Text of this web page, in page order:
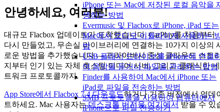
iPhone 또는 Mac에 저장된 로컬 음악을
생하는 방법
Evermusic 및 Flacbox로 iPhone, iPad 또는
Mac에서 오디오 이퀄라이저 사용하는
법
USB 플래시 드라이브를 iPhone에 연결
여 음악을 듣거나 파일을 관리하는 방법
Finder를 사용하여 Mac에서 iPhone 또는
iPad로 파일을 전송하는 방법
SMB 프로토콜을 사용하여 컴퓨터에서
iPhone으로 파일 전송하기
안녕하세요, 여러분!
대규모 Flacbox 업데이트가 도착했습니다. CarPlay를 처음부터
다시 만들었고, 무손실 라이브러리에 연결하는 10가지 이상의
로운 방법을 추가했습니다 — 프라이버시 중심 클라우드 스토
지부터 인기 있는 자체 호스팅 미디어 서버, 그리고 클래식한 네
트워크 프로토콜까지.
App Store에서 Flacbox 7.4 다운로드하거나 기존 버전에서 업데
트하세요. Mac 사용자는데스크톱 버전을 여기에서 받을 수 있